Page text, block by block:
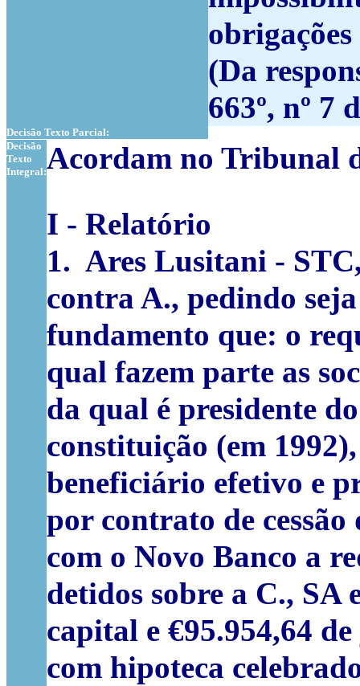
(Da
663º, nº 7
Decisão Texto Parcial:
Decisão
Texto
Integral:Acordam no Tribunal
I - Relatório
1. Ares Lusitani -
contra A., pedindo
fundamento que: o
qual fazem parte as
da qual é presidente
constituição (em
beneficiário efetivo e
por contrato de cessão
com o Novo Banco a
detidos sobre a C., SA
capital e €95.954,64
com hipoteca